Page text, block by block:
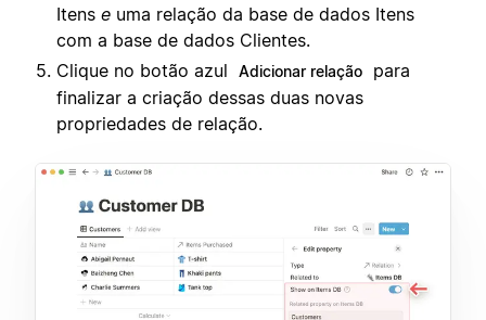
Itens e uma relação da base de dados Itens
com a base de dados Clientes.
Clique no botão azul
Adicionar relação
para
finalizar a criação dessas duas novas
propriedades de relação.